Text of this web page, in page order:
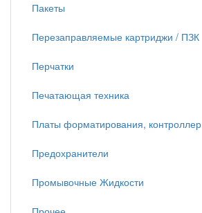
Пакеты
Перезаправляемые картриджи / ПЗК
Перчатки
Печатающая техника
Платы форматирования, контроллер
Предохранители
Промывочные Жидкости